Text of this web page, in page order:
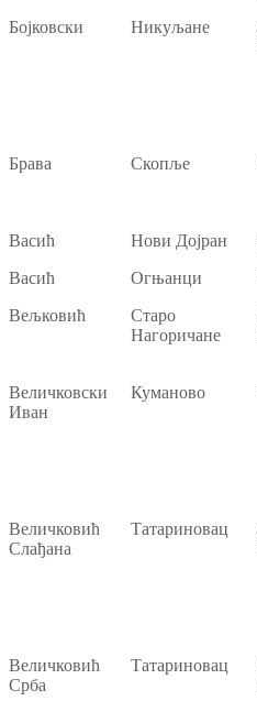
Бојковски Никуљане
Брава
Скопље
Васић
Нови Дојран
Васић
Огњанци
Вељковић
Старо
Нагоричане
Величковски
Иван
Куманово
Величковић
Слађана
Татариновац
Величковић
Срба
Татариновац